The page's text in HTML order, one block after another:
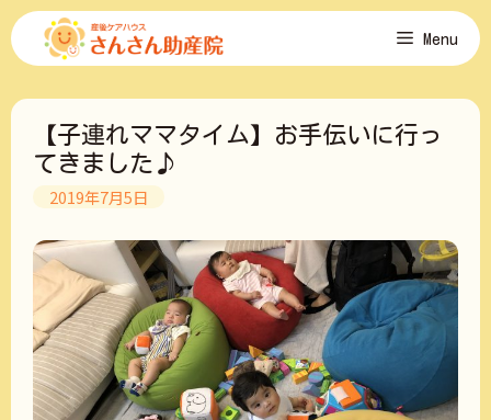
コ
ン
ツ
Menu
【子連れママタイム】お手伝いに行っ
てきました♪
2019年7月5日